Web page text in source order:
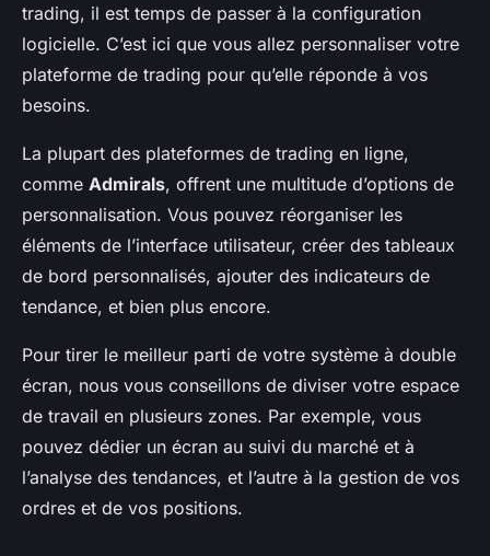
trading, il est temps de passer à la configuration
logicielle. C’est ici que vous allez personnaliser votre
plateforme de trading pour qu’elle réponde à vos
besoins.
La plupart des plateformes de trading en ligne,
comme Admirals, offrent une multitude d’options de
personnalisation. Vous pouvez réorganiser les
éléments de l’interface utilisateur, créer des tableaux
de bord personnalisés, ajouter des indicateurs de
tendance, et bien plus encore.
Pour tirer le meilleur parti de votre système à double
écran, nous vous conseillons de diviser votre espace
de travail en plusieurs zones. Par exemple, vous
pouvez dédier un écran au suivi du marché et à
l’analyse des tendances, et l’autre à la gestion de vos
ordres et de vos positions.